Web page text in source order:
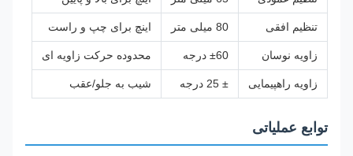
تنظیم افقی 80 میلی متر اینچ برای چپ و راست
زاویه نوسان ±60 درجه محدوده حرکت زاویه ای
زاویه راهپیمایی ± 25 درجه شیب به جلو/عقب
توابع عملیاتی